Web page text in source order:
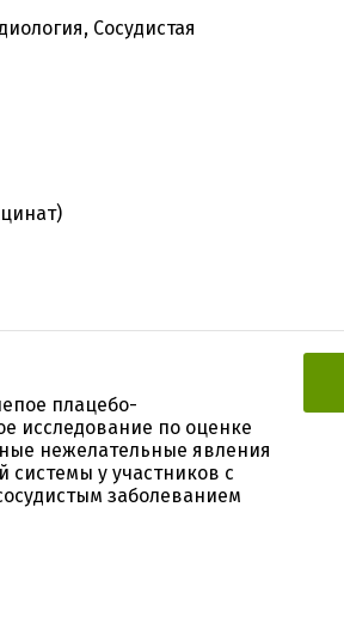
Сосудистая
плацебо-
исследование по оценке
нежелательные явления
системы у участников с
заболеванием